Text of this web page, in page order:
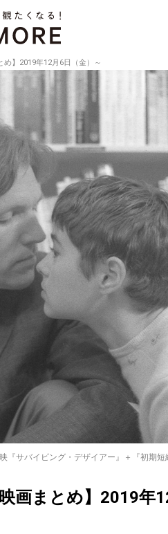
め】2019年12月6日（金）～
『サバイビング・デザイアー』＋『初期
画まとめ】2019年